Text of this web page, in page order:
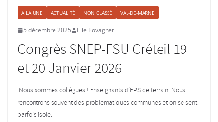
A LA UNE ACTUALITÉ NON CLASSÉ VAL-DE-MARNE
5 décembre 2025 Elie Bovagnet
Congrès SNEP-FSU Créteil 19
et 20 Janvier 2026
Nous sommes collègues ! Enseignants d’EPS de terrain. Nous
rencontrons souvent des problématiques communes et on se sent
parfois isolé.